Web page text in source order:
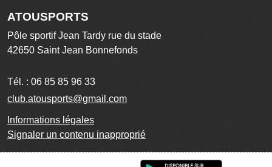
ATOUSPORTS
Pôle sportif Jean Tardy rue du stade
42650 Saint Jean Bonnefonds
Tél. : 06 85 85 96 33
club.atousports@gmail.com
Informations légales
Signaler un contenu inapproprié